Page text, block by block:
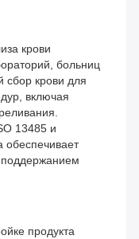
крови
больниц
сбор крови для
включая
13485 и
обеспечивает
продукта